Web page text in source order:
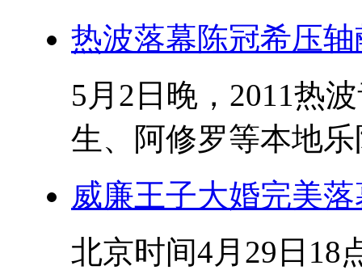
热波落幕陈冠希压
5月2日晚，2011热
生、阿修罗等本地
威廉王子大婚完美落
北京时间4月29日18